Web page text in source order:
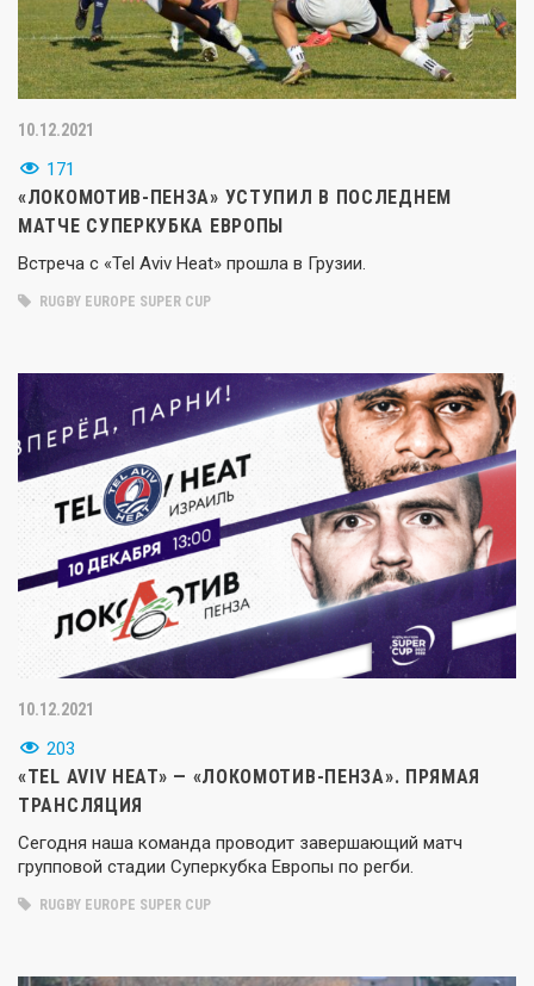
10.12.2021
171
«ЛОКОМОТИВ-ПЕНЗА» УСТУПИЛ В ПОСЛЕДНЕМ
МАТЧЕ СУПЕРКУБКА ЕВРОПЫ
Встреча с «Tel Aviv Heat» прошла в Грузии.
RUGBY EUROPE SUPER CUP
10.12.2021
203
«TEL AVIV HEAT» — «ЛОКОМОТИВ-ПЕНЗА». ПРЯМАЯ
ТРАНСЛЯЦИЯ
Сегодня наша команда проводит завершающий матч
групповой стадии Суперкубка Европы по регби.
RUGBY EUROPE SUPER CUP